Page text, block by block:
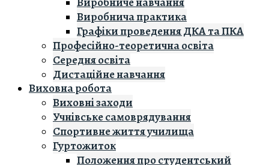
Виробнича практика
Графіки проведення ДКА та ПКА
Професійно-теоретична освіта
Середня освіта
Дистаційне навчання
Виховна робота
Виховні заходи
Учнівське самоврядування
Спортивне життя училища
Гуртожиток
Положення про студентський